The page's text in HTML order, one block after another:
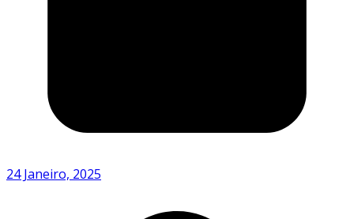
24 Janeiro, 2025